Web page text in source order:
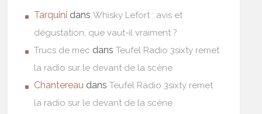
Tarquini dansWhisky Lefort : avis et
dégustation, que vaut-il vraiment ?
Trucs de mec dansTeufel Radio 3sixty remet
la radio sur le devant de la scène
Chantereau dansTeufel Radio 3sixty remet
la radio sur le devant de la scène